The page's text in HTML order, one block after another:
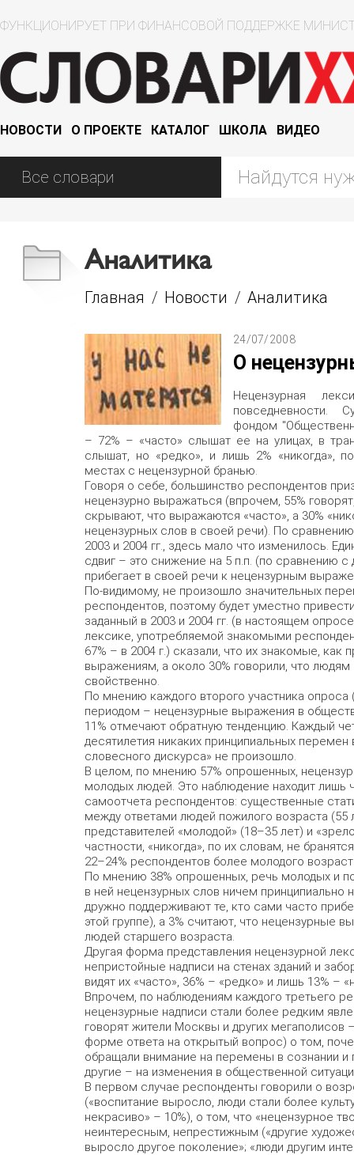
ФУНКЦИОНИРУЕТ ПРИ ФИНАНСОВОЙ ПОДДЕРЖКЕ
НОВОСТИ О ПРОЕКТЕ КАТАЛОГ ШКОЛА ВИДЕО
Аналитика
Главная / Новости / Аналитика
24/07/2008
О
Нецензурная
повседневности.
фондом
– 72% – «часто» слышат ее на улицах, в
слышат, но «редко», и лишь 2% «никогда»,
местах с нецензурной бранью.
Говоря о себе, большинство респондентов
нецензурно выражаться (впрочем, 55%
скрывают, что выражаются «часто», а 30%
нецензурных слов в своей речи). По
2003 и 2004 гг., здесь мало что изменилось.
сдвиг – это снижение на 5 п.п. (по сравнению с
прибегает в своей речи к нецензурным
По-видимому, не произошло значительных
респондентов, поэтому будет уместно
заданный в 2003 и 2004 гг. (в настоящем
лексике, употребляемой знакомыми
67% – в 2004 г.) сказали, что их знакомые, как
выражениям, а около 30% говорили, что
свойственно.
По мнению каждого второго участника
периодом – нецензурные выражения в
11% отмечают обратную тенденцию. Каждый
десятилетия никаких принципиальных
словесного дискурса» не произошло.
В целом, по мнению 57% опрошенных,
молодых людей. Это наблюдение находит лишь
самоотчета респондентов: существенные
между ответами людей пожилого возраста (55
представителей «молодой» (18–35 лет) и
частности, «никогда», по их словам, не
22–24% респондентов более молодого
По мнению 38% опрошенных, речь молодых и
в ней нецензурных слов ничем принципиально
дружно поддерживают те, кто сами часто
этой группе), а 3% считают, что нецензурные
людей старшего возраста.
Другая форма представления нецензурной
непристойные надписи на стенах зданий и
видят их «часто», 36% – «редко» и лишь 13% –
Впрочем, по наблюдениям каждого третьего
нецензурные надписи стали более редким
говорят жители Москвы и других
форме ответа на открытый вопрос) о том,
обращали внимание на перемены в сознании и
другие – на изменения в общественной
В первом случае респонденты говорили о
(«воспитание выросло, люди стали более
некрасиво» – 10%), о том, что «нецензурное
неинтересным, непрестижным («другие
выросло другое поколение»; «люди другим